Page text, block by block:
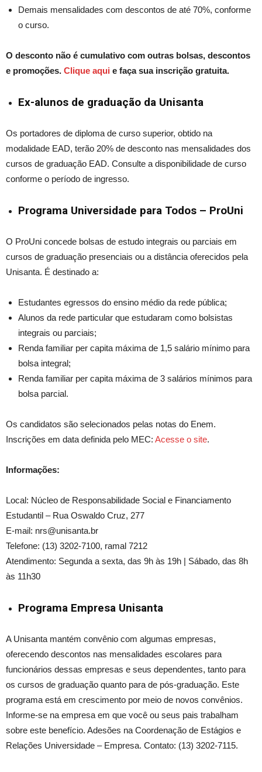
Demais mensalidades com descontos de até 70%, conforme
o curso.
O desconto não é cumulativo com outras bolsas, descontos
e promoções. Clique aqui e faça sua inscrição gratuita.
Ex-alunos de graduação da Unisanta
Os portadores de diploma de curso superior, obtido na
modalidade EAD, terão 20% de desconto nas mensalidades dos
cursos de graduação EAD. Consulte a disponibilidade de curso
conforme o período de ingresso.
Programa Universidade para Todos – ProUni
O ProUni concede bolsas de estudo integrais ou parciais em
cursos de graduação presenciais ou a distância oferecidos pela
Unisanta. É destinado a:
Estudantes egressos do ensino médio da rede pública;
Alunos da rede particular que estudaram como bolsistas
integrais ou parciais;
Renda familiar per capita máxima de 1,5 salário mínimo para
bolsa integral;
Renda familiar per capita máxima de 3 salários mínimos para
bolsa parcial.
Os candidatos são selecionados pelas notas do Enem.
Inscrições em data definida pelo MEC: Acesse o site.
Informações:
Local: Núcleo de Responsabilidade Social e Financiamento
Estudantil – Rua Oswaldo Cruz, 277
E-mail: nrs@unisanta.br
Telefone: (13) 3202-7100, ramal 7212
Atendimento: Segunda a sexta, das 9h às 19h | Sábado, das 8h
às 11h30
Programa Empresa Unisanta
A Unisanta mantém convênio com algumas empresas,
oferecendo descontos nas mensalidades escolares para
funcionários dessas empresas e seus dependentes, tanto para
os cursos de graduação quanto para de pós-graduação. Este
programa está em crescimento por meio de novos convênios.
Informe-se na empresa em que você ou seus pais trabalham
sobre este benefício. Adesões na Coordenação de Estágios e
Relações Universidade – Empresa. Contato: (13) 3202-7115.